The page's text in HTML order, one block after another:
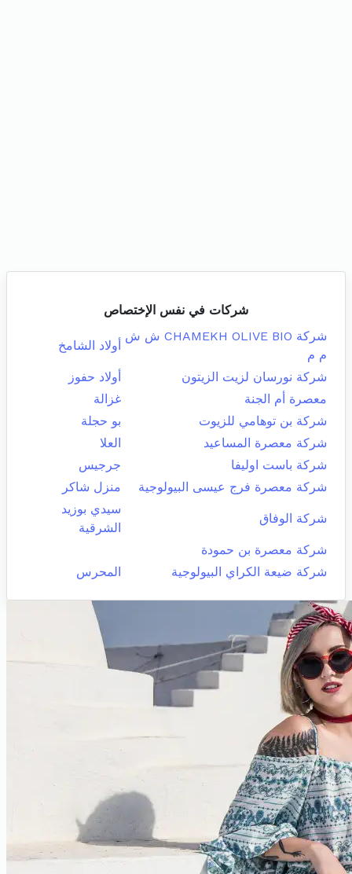
شركات في نفس الإختصاص
شركة CHAMEKH OLIVE BIO ش ش
م م
أولاد الشامخ
شركة نورسان لزيت الزيتون
أولاد حفوز
معصرة أم الجنة
غزالة
شركة بن توهامي للزيوت
بو حجلة
شركة معصرة المساعيد
العلا
شركة باست اوليفا
جرجيس
شركة معصرة فرج عيسى البيولوجية
منزل شاكر
شركة الوفاق
سيدي بوزيد
الشرقية
شركة معصرة بن حمودة
شركة ضيعة الكراي البيولوجية
المحرس